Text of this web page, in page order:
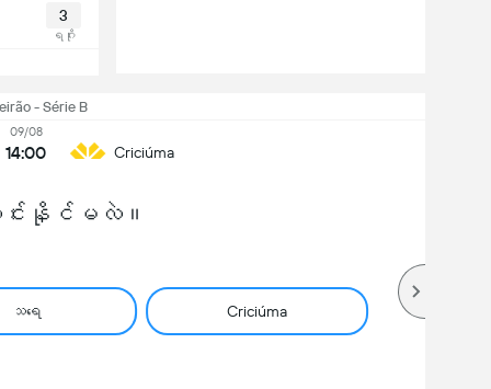
3
ရဂိုး
- Série B
09/08
14:00 Criciúma
းနိုင်မလဲ။
သရေ Criciúma